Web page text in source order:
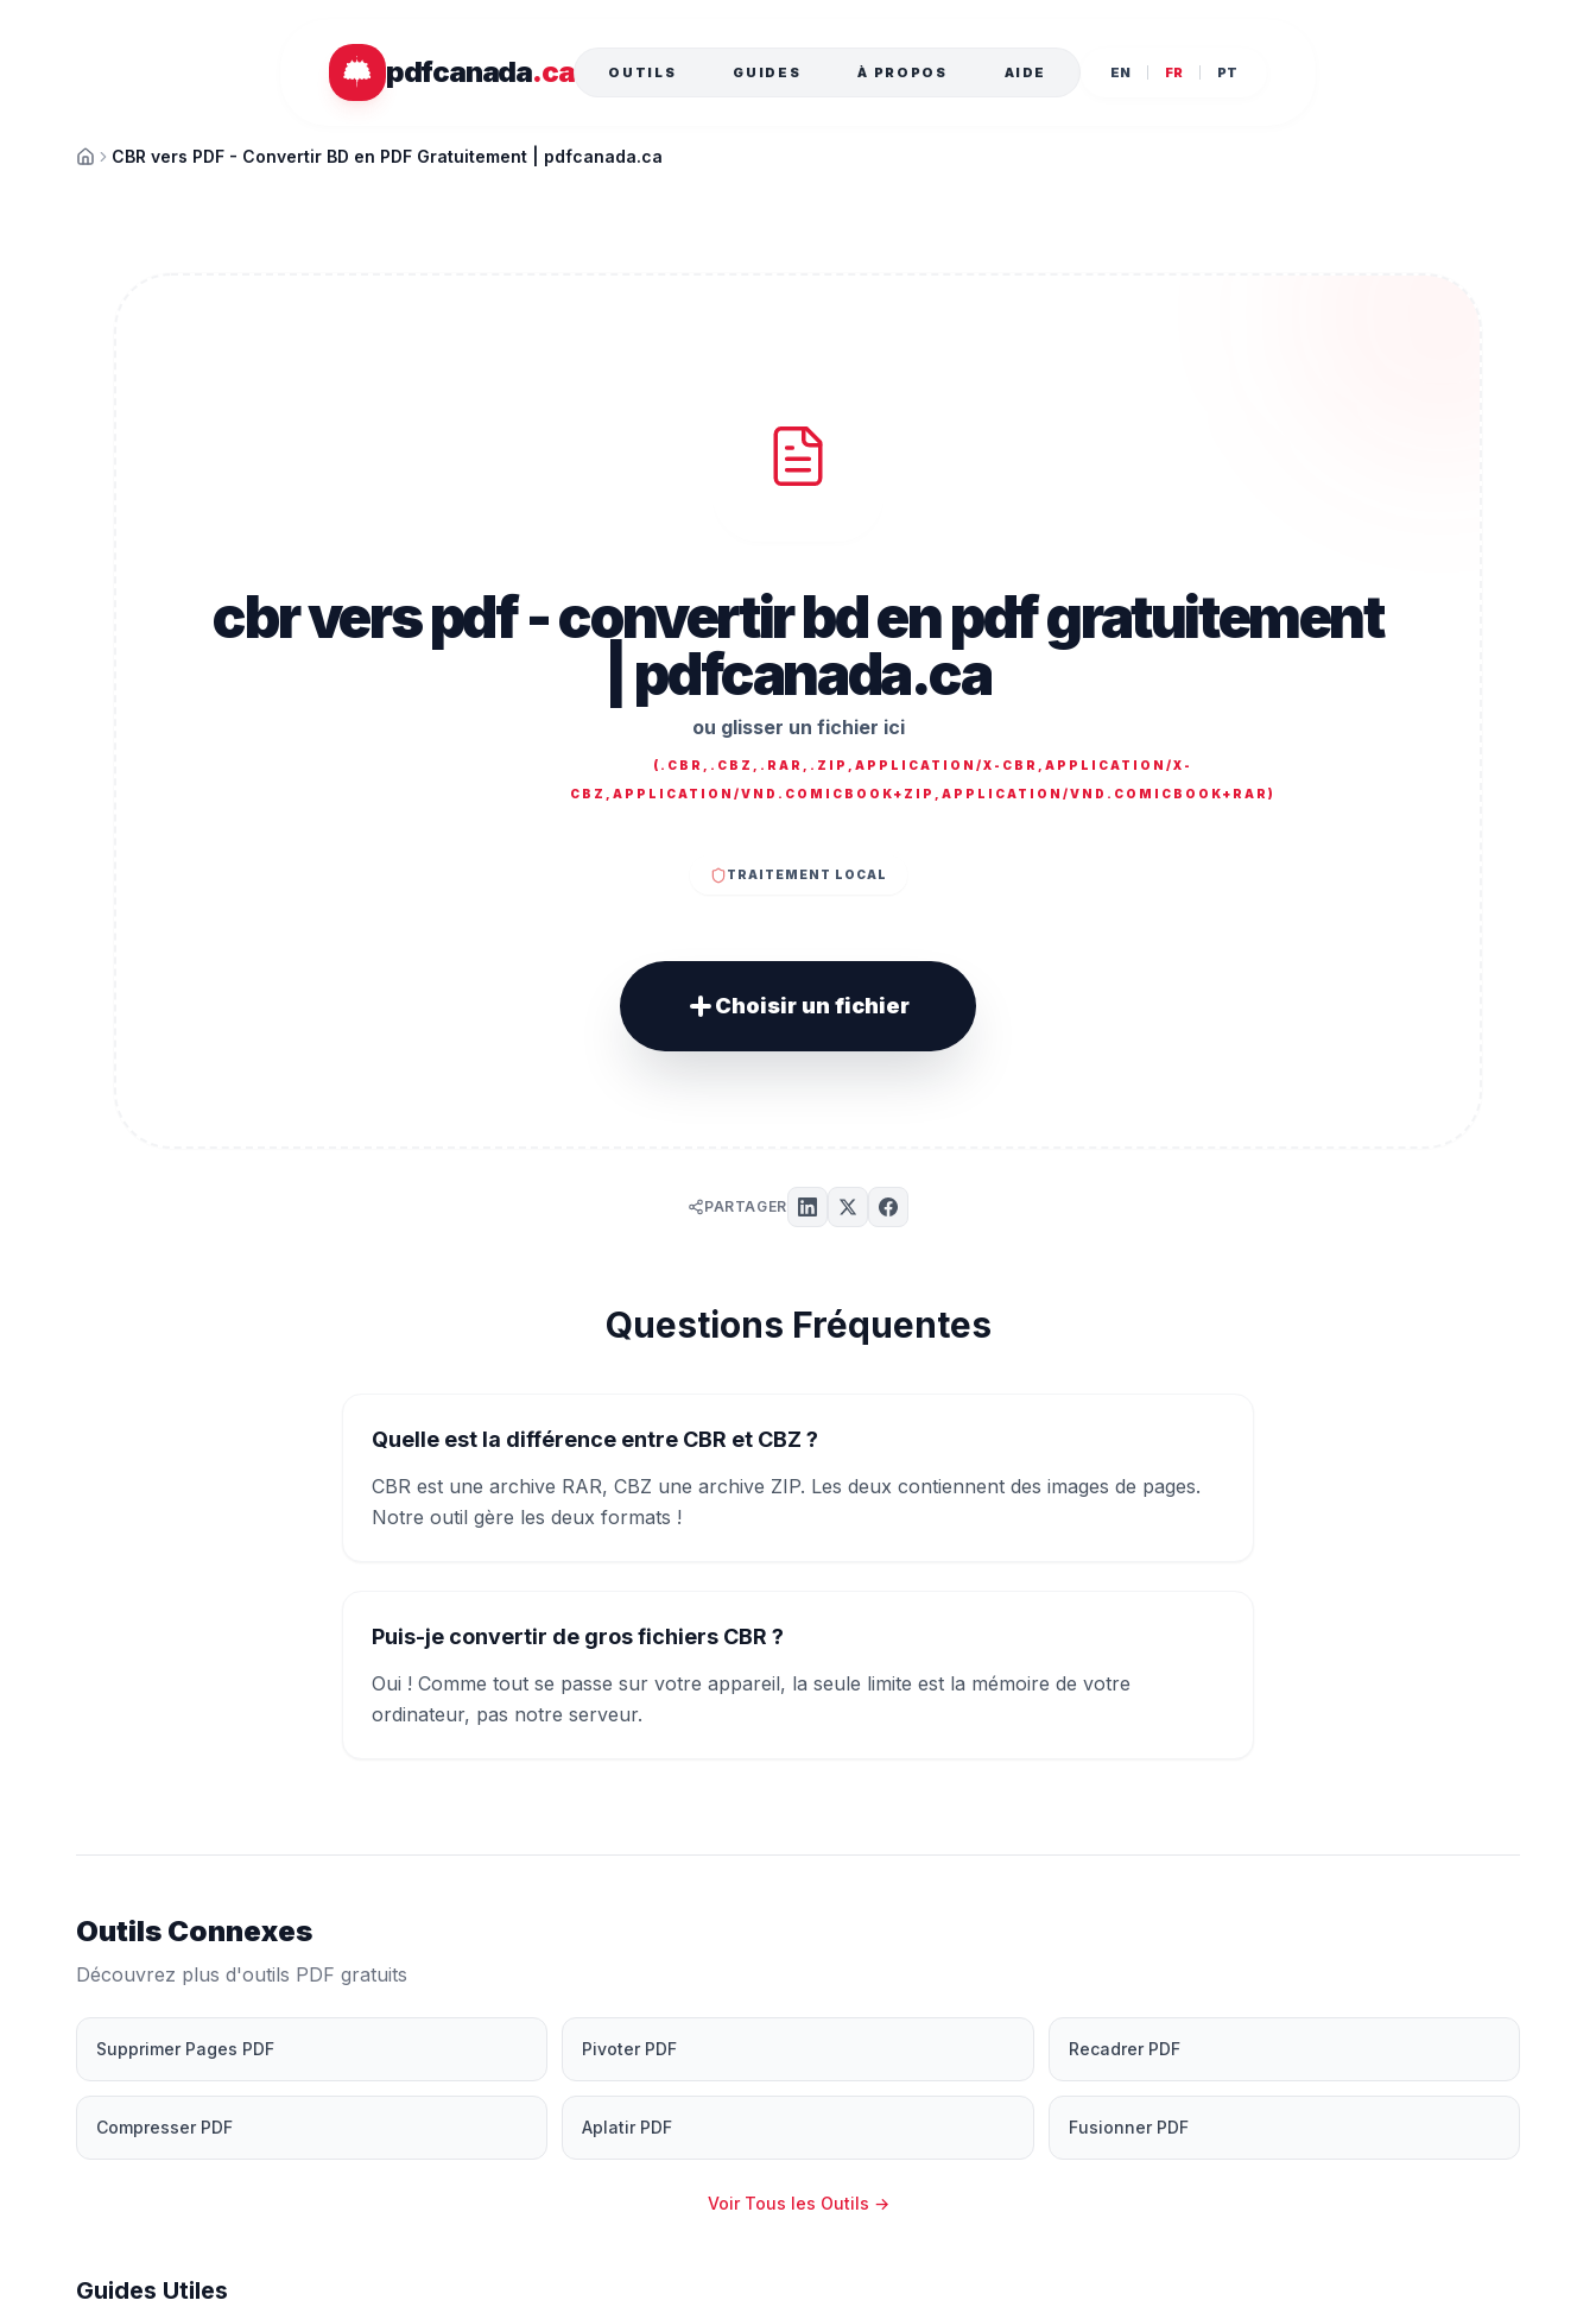
pdfcanada.ca OUTILS GUIDES À PROPOS AIDE EN FR PT
AccueilCBR vers PDF - Convertir BD en PDF Gratuitement | pdfcanada.ca
cbr vers pdf - convertir bd en pdf gratuitement
| pdfcanada.ca
ou glisser un fichier ici
( .CBR,.CBZ,.RAR,.ZIP,APPLICATION/X-CBR,APPLICATION/X-
CBZ,APPLICATION/VND.COMICBOOK+ZIP,APPLICATION/VND.COMICBOOK+RAR )
TRAITEMENT LOCAL
Choisir un fichier
PARTAGER
Questions Fréquentes
Quelle est la différence entre CBR et CBZ ?
CBR est une archive RAR, CBZ une archive ZIP. Les deux contiennent des images de pages.
Notre outil gère les deux formats !
Puis-je convertir de gros fichiers CBR ?
Oui ! Comme tout se passe sur votre appareil, la seule limite est la mémoire de votre
ordinateur, pas notre serveur.
Outils Connexes
Découvrez plus d'outils PDF gratuits
Supprimer Pages PDF Pivoter PDF Recadrer PDF
Compresser PDF Aplatir PDF Fusionner PDF
Voir Tous les Outils →
Guides Utiles